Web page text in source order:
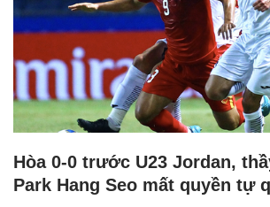
Hòa 0-0 trước U23 Jordan,
Park Hang Seo mất quyền tự